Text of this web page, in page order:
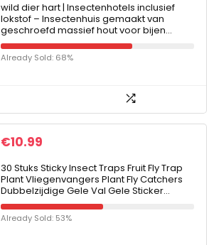
wild dier hart | Insectenhotels inclusief
lokstof – Insectenhuis gemaakt van
geschroefd massief hout voor bijen…
Already Sold: 68%
€10.99
30 Stuks Sticky Insect Traps Fruit Fly Trap
Plant Vliegenvangers Plant Fly Catchers
Dubbelzijdige Gele Val Gele Sticker…
Already Sold: 53%